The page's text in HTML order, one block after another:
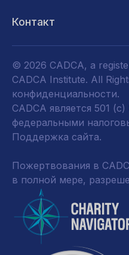
Контакт
© 2026 CADCA, a
CADCA Institute. All
конфиденциальности.
CADCA является 501
федеральными
Поддержка сайта.
Пожертвования в
в полной мере,